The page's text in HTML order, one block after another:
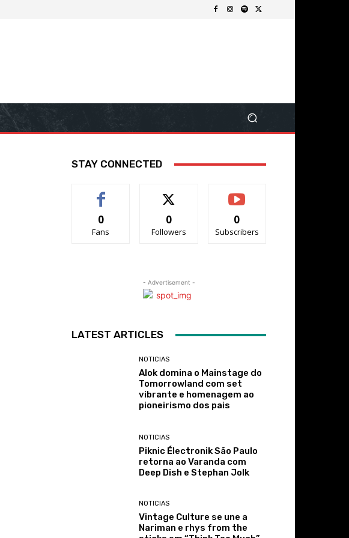
STAY CONNECTED
0
Fans
0
Followers
0
Subscribers
- Advertisement -
LATEST ARTICLES
NOTICIAS
Alok domina o Mainstage do
Tomorrowland com set
vibrante e homenagem ao
pioneirismo dos pais
NOTICIAS
Piknic Électronik São Paulo
retorna ao Varanda com
Deep Dish e Stephan Jolk
NOTICIAS
Vintage Culture se une a
Nariman e rhys from the